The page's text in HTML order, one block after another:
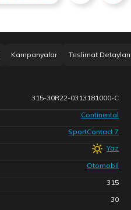
Kampanyalar Teslimat Detayları
315-30R22-0313181000-C
Continental
SportContact 7
Yaz
Otomobil
315
30